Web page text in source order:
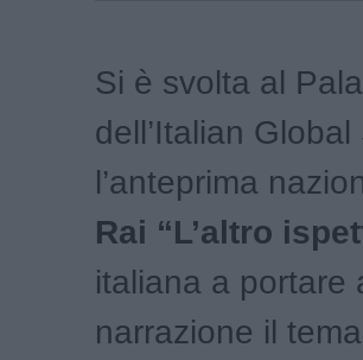
Si è svolta al
dell’Italian
l’anteprima
Rai “L’altro
italiana a portare
narrazione il